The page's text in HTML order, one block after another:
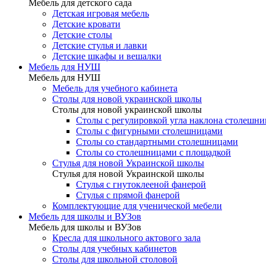
Мебель для детского сада
Детская игровая мебель
Детские кровати
Детские столы
Детские стулья и лавки
Детские шкафы и вешалки
Мебель для НУШ
Мебель для НУШ
Мебель для учебного кабинета
Столы для новой украинской школы
Столы для новой украинской школы
Столы с регулировкой угла наклона
Столы с фигурными столешницами
Столы со стандартными столешницами
Столы со столешницами с площадкой
Стулья для новой Украинской школы
Стулья для новой Украинской школы
Стулья с гнутоклееной фанерой
Стулья с прямой фанерой
Комплектующие для ученической мебели
Мебель для школы и ВУЗов
Мебель для школы и ВУЗов
Кресла для школьного актового зала
Столы для учебных кабинетов
Столы для школьной столовой